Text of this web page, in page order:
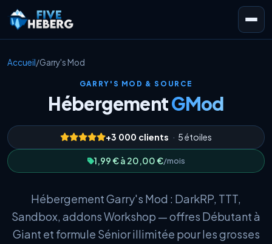
Accueil/Garry's Mod
GARRY'S MOD & SOURCE
HébergementGMod
+3 000 clients · 5 étoiles
1,99 € à 20,00 €/mois
Hébergement Garry's Mod : DarkRP, TTT,
Sandbox, addons Workshop — offres Débutant à
Giant et formule Sénior illimitée pour les grosses